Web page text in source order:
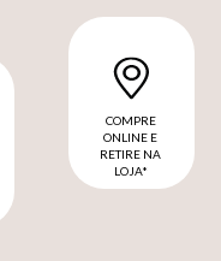
COMPRE
ONLINE E
RETIRE NA
LOJA*